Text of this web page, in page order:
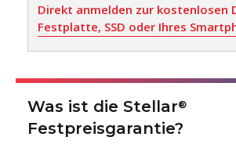
Direkt anmelden zur kostenlosen
Festplatte, SSD oder Ihres
Was ist die Stellar®
Festpreisgarantie?